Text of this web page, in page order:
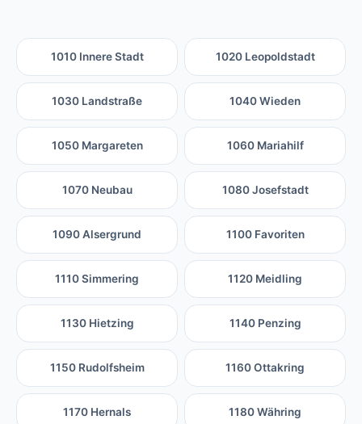
1010 Innere Stadt 1020 Leopoldstadt
1030 Landstraße 1040 Wieden
1050 Margareten 1060 Mariahilf
1070 Neubau 1080 Josefstadt
1090 Alsergrund 1100 Favoriten
1110 Simmering 1120 Meidling
1130 Hietzing 1140 Penzing
1150 Rudolfsheim 1160 Ottakring
1170 Hernals 1180 Währing